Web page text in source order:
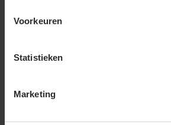
Voorkeuren
Statistieken
Marketing
ROLY